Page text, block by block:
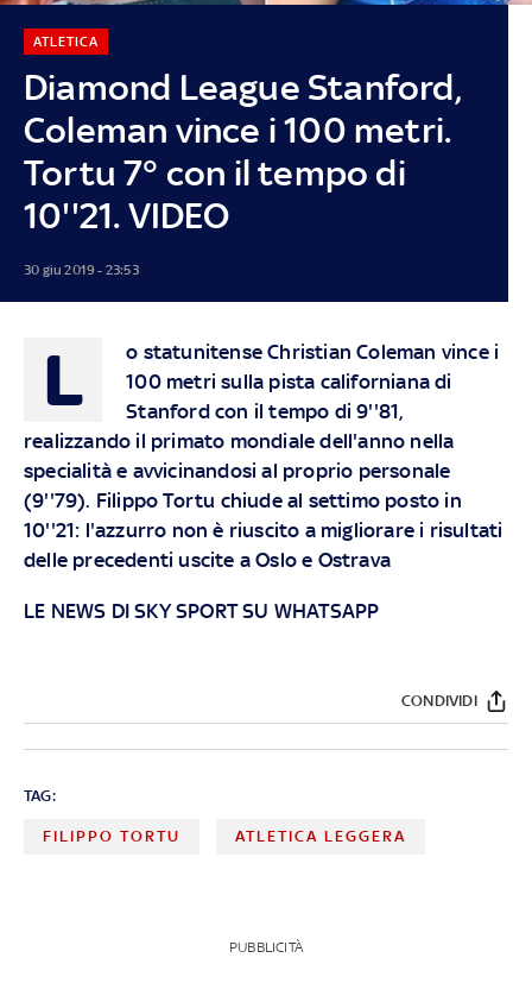
Diamond League Stanford,
Coleman vince i 100 metri.
Tortu 7° con il tempo di
10''21. VIDEO
ATLETICA
30 giu 2019 - 23:53
L
o statunitense Christian Coleman vince i
100 metri sulla pista californiana di
Stanford con il tempo di 9''81,
realizzando il primato mondiale dell'anno nella
specialità e avvicinandosi al proprio personale
(9''79). Filippo Tortu chiude al settimo posto in
10''21: l'azzurro non è riuscito a migliorare i risultati
delle precedenti uscite a Oslo e Ostrava
LE NEWS DI SKY SPORT SU WHATSAPP
CONDIVIDI
TAG:
FILIPPO TORTU ATLETICA LEGGERA
PUBBLICITÀ